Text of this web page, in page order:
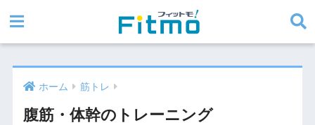
ホーム 筋トレ
腹筋・体幹のトレーニング